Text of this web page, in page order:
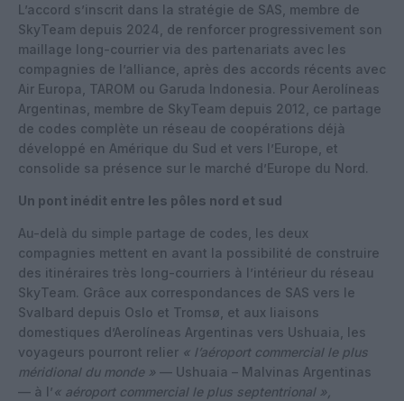
L’accord s’inscrit dans la stratégie de SAS, membre de
SkyTeam depuis 2024, de renforcer progressivement son
maillage long-courrier via des partenariats avec les
compagnies de l’alliance, après des accords récents avec
Air Europa, TAROM ou Garuda Indonesia. Pour Aerolíneas
Argentinas, membre de SkyTeam depuis 2012, ce partage
de codes complète un réseau de coopérations déjà
développé en Amérique du Sud et vers l’Europe, et
consolide sa présence sur le marché d’Europe du Nord.
Un pont inédit entre les pôles nord et sud
Au-delà du simple partage de codes, les deux
compagnies mettent en avant la possibilité de construire
des itinéraires très long-courriers à l’intérieur du réseau
SkyTeam. Grâce aux correspondances de SAS vers le
Svalbard depuis Oslo et Tromsø, et aux liaisons
domestiques d’Aerolíneas Argentinas vers Ushuaia, les
voyageurs pourront relier « l’aéroport commercial le plus
méridional du monde » — Ushuaia – Malvinas Argentinas
— à l’« aéroport commercial le plus septentrional »,